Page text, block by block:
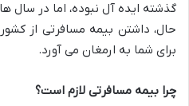
گذشته ایده آل نبوده، اما در سال
حال، داشتن بیمه مسافرتی از
برای شما به ارمغان می آورد.
چرا بیمه مسافرتی لازم است؟